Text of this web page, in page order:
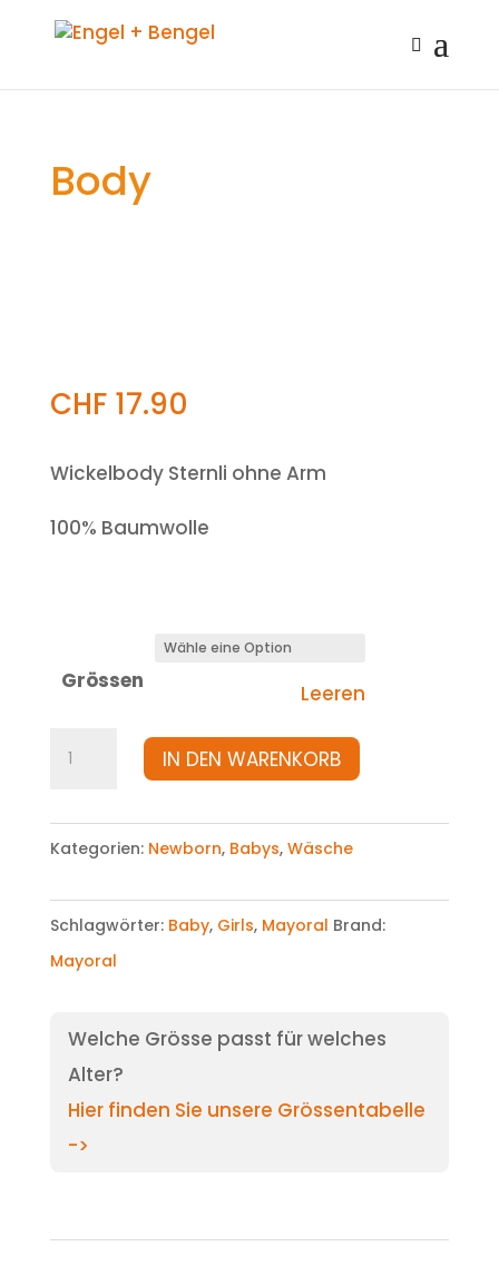
Body
CHF17.90
Wickelbody Sternli ohne Arm
100% Baumwolle
Grössen
Leeren
Body
IN DEN WARENKORB
Kategorien: Newborn, Babys, Wäsche
Schlagwörter: Baby, Girls, Mayoral Brand:
Mayoral
Welche Grösse passt für welches
Alter?
Hier finden Sie unsere Grössentabelle
->